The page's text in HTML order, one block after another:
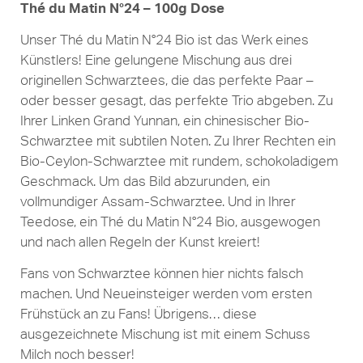
Thé du Matin N°24 – 100g Dose
Unser Thé du Matin N°24 Bio ist das Werk eines
Künstlers! Eine gelungene Mischung aus drei
originellen Schwarztees, die das perfekte Paar –
oder besser gesagt, das perfekte Trio abgeben. Zu
Ihrer Linken Grand Yunnan, ein chinesischer Bio-
Schwarztee mit subtilen Noten. Zu Ihrer Rechten ein
Bio-Ceylon-Schwarztee mit rundem, schokoladigem
Geschmack. Um das Bild abzurunden, ein
vollmundiger Assam-Schwarztee. Und in Ihrer
Teedose, ein Thé du Matin N°24 Bio, ausgewogen
und nach allen Regeln der Kunst kreiert!
Fans von Schwarztee können hier nichts falsch
machen. Und Neueinsteiger werden vom ersten
Frühstück an zu Fans! Übrigens… diese
ausgezeichnete Mischung ist mit einem Schuss
Milch noch besser!